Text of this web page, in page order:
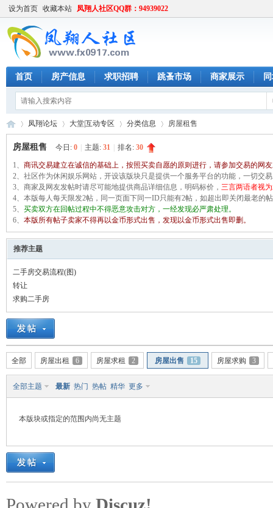
设为首页 收藏本站 凤翔人社区QQ群：94939022
首页 房产信息 求职招聘 跳蚤市场 商家展示
凤
翔
»
凤翔论坛
›
大堂|互动专区
›
分类信息
›
房屋租售
房屋租售 今日: 0 主题: 31 排名: 30
1、 商讯交易建立在诚信的基础上，按照买卖自愿的原则进行，请参加交易的网
2、社区作为休闲娱乐网站，开设该版块只是提供一个服务平台的功能，一切交
3、商家及网友发帖时请尽可能地提供商品详细信息，明码标价， 三言两语者视
4、本版每人每天限发2帖，同一页面下同一ID只能有2帖，如超出即关闭最老
5、 买卖双方在回帖过程中不得恶意攻击对方，一经发现必严肃处理。
6、 本版所有帖子卖家不得再以金币形式出售，发现以金币形式出售即删。
推荐主题
二手房交易流程(图)
转让
求购二手房
全部 房屋出租 6 房屋求租 2 房屋出售 15 房屋求购 3
全部主题 最新 热门 热帖 精华 更多
本版块或指定的范围内尚无主题